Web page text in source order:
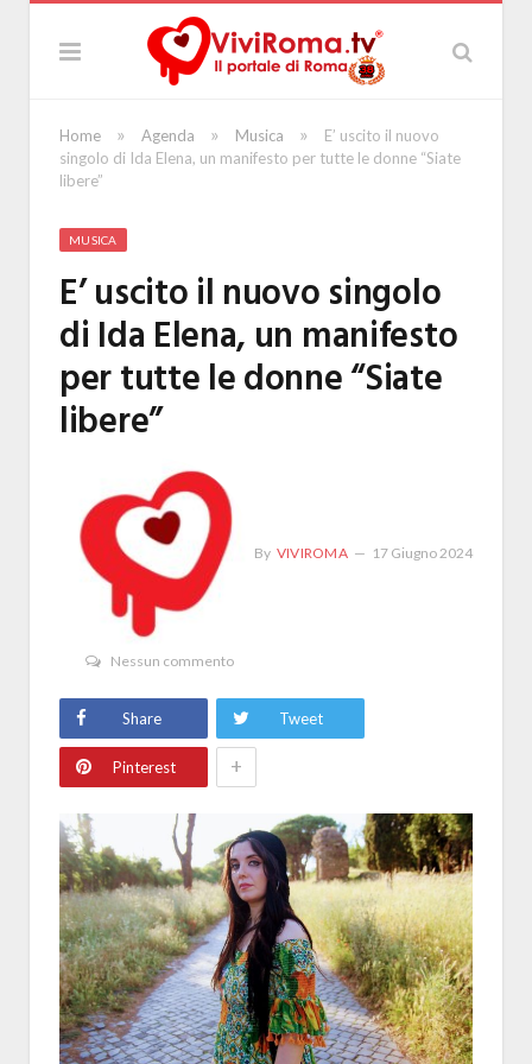
Home » Agenda » Musica »
E’ uscito il nuovo
singolo di Ida Elena, un manifesto per tutte le donne “Siate
libere”
MUSICA
E’ uscito il nuovo singolo
di Ida Elena, un manifesto
per tutte le donne “Siate
libere”
By VIVIROMA 17 Giugno 2024
Nessun commento
Share Tweet
Pinterest +